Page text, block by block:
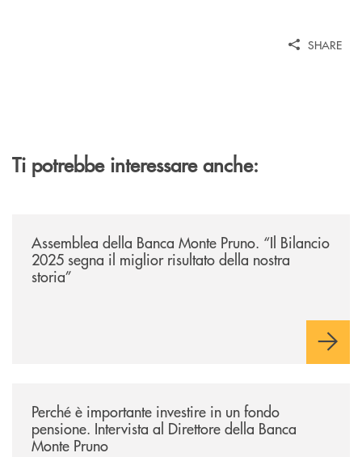
SHARE
Ti potrebbe interessare anche:
Assemblea della Banca Monte Pruno. “Il Bilancio
2025 segna il miglior risultato della nostra
storia”
Perché è importante investire in un fondo
pensione. Intervista al Direttore della Banca
Monte Pruno